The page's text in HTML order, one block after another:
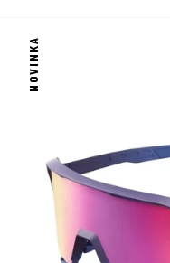
NOVINKA